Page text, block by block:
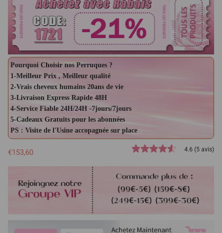
Pourquoi Choisir nos Perruques ?
1-Meilleur Prix , Meilleur qualité
2-Vrais cheveux humains 20ans de vie
3-Livraison Express Rapide 48H
4-Service Fiable 24H/24H -7jours/7jours
5-Cadeaux Gratuits pour les abonnées
PS : Visite de l'Usine accopagnée sur place
€153,60 4.6 (5 avis)